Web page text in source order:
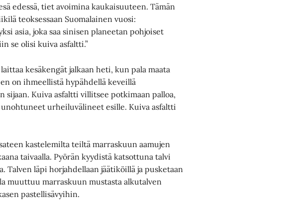
edessä, tiet avoimina kaukaisuuteen. Tämän
teoksessaan Suomalainen vuosi:
asia, joka saa sinisen planeetan pohjoiset
se olisi kuiva asfaltti.”
kesäkengät jalkaan heti, kun pala maata
on ihmeellistä hypähdellä keveillä
Kuiva asfaltti villitsee potkimaan palloa,
urheiluvälineet esille. Kuiva asfaltti
kastelemilta teiltä marraskuun aamujen
taivaalla. Pyörän kyydistä katsottuna talvi
läpi horjahdellaan jäätiköillä ja pusketaan
muuttuu marraskuun mustasta alkutalven
pastellisävyihin.